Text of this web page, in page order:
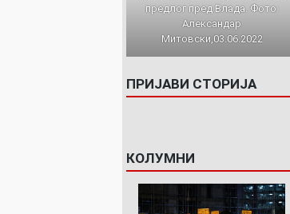
предлог пред Влада. Фото:
Александар
Митовски,03.06.2022
ПРИЈАВИ СТОРИЈА
КОЛУМНИ